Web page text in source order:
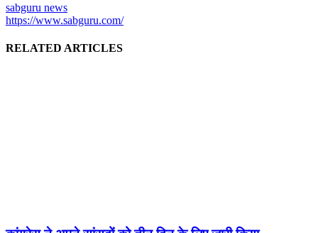
sabguru news
https://www.sabguru.com/
RELATED ARTICLES